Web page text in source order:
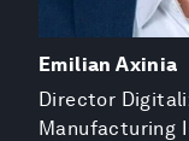
Emilian Axinia
Director
Manufacturing